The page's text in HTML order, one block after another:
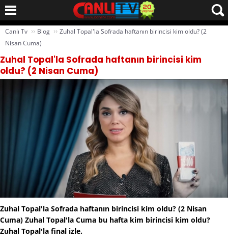
Canlı Tv ›› Blog ›› Zuhal Topal'la Sofrada haftanın birincisi kim oldu? (2
Nisan Cuma)
Zuhal Topal'la Sofrada haftanın birincisi kim
oldu? (2 Nisan Cuma)
Zuhal Topal'la Sofrada haftanın birincisi kim oldu? (2 Nisan
Cuma) Zuhal Topal'la Cuma bu hafta kim birincisi kim oldu?
Zuhal Topal'la final izle.